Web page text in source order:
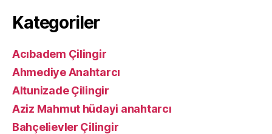
Kategoriler
Acıbadem Çilingir
Ahmediye Anahtarcı
Altunizade Çilingir
Aziz Mahmut hüdayi anahtarcı
Bahçelievler Çilingir